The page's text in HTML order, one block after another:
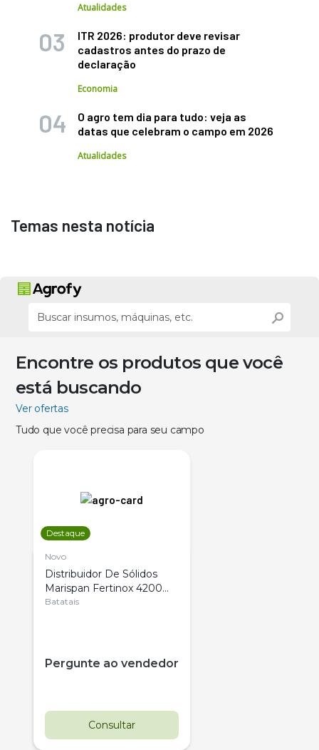
Atualidades
ITR 2026: produtor deve revisar
cadastros antes do prazo de
declaração
Economia
O agro tem dia para tudo: veja as
datas que celebram o campo em 2026
Atualidades
Temas nesta notícia
Encontre os produtos que você
está buscando
Ver ofertas
Tudo que você precisa para seu campo
Destaque
Novo
Distribuidor De Sólidos
Marispan Fertinox 4200
Citrus
Batatais
Pergunte ao vendedor
Consultar